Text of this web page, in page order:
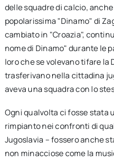
delle squadre di calcio,
popolarissima "Dinamo" di
cambiato in "Croazia",
nome di Dinamo" durante le
loro che se volevano tifare la
trasferivano nella cittadina
aveva una squadra con lo
Ogni qualvolta ci fosse stata
rimpianto nei confronti di
Jugoslavia – fossero anche
non minacciose come la